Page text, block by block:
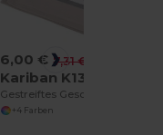
6,00 € 7,31 €
Kariban K130
Gestreiftes Geschirrtuch
+4 Farben